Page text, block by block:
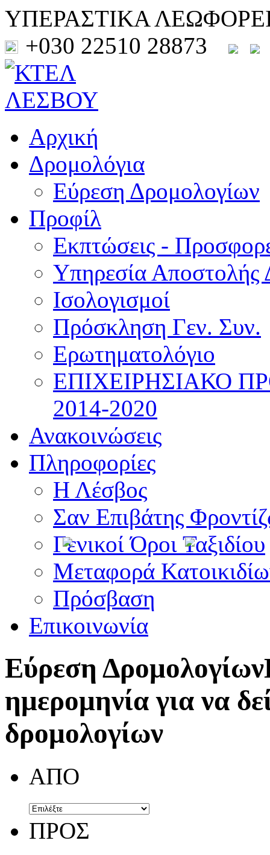
ΥΠΕΡΑΣΤΙΚΑ
+030 22510 28873
Αρχική
Δρομολόγια
Εύρεση Δρομολογίων
Προφίλ
Εκπτώσεις -
Υπηρεσία Αποστολής
Ισολογισμοί
Πρόσκληση Γεν. Συν.
Ερωτηματολόγιο
ΕΠΙΧΕΙΡΗΣΙΑΚΟ
2014-2020
Ανακοινώσεις
Πληροφορίες
Η Λέσβος
Σαν Επιβάτης
Γενικοί Όροι Ταξιδίου
Μεταφορά
Πρόσβαση
Επικοινωνία
Εύρεση Δρομολογίων
ημερομηνία για να
δρομολογίων
ΑΠΟ
ΠΡΟΣ